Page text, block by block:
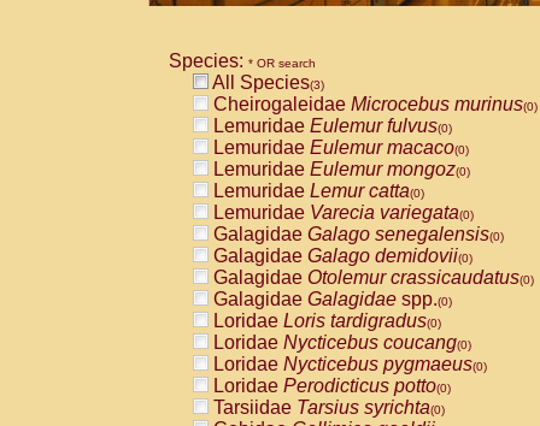
Species: * OR search
All Species(3)
Cheirogaleidae Microcebus murinus(0)
Lemuridae Eulemur fulvus(0)
Lemuridae Eulemur macaco(0)
Lemuridae Eulemur mongoz(0)
Lemuridae Lemur catta(0)
Lemuridae Varecia variegata(0)
Galagidae Galago senegalensis(0)
Galagidae Galago demidovii(0)
Galagidae Otolemur crassicaudatus(0)
Galagidae Galagidae spp.(0)
Loridae Loris tardigradus(0)
Loridae Nycticebus coucang(0)
Loridae Nycticebus pygmaeus(0)
Loridae Perodicticus potto(0)
Tarsiidae Tarsius syrichta(0)